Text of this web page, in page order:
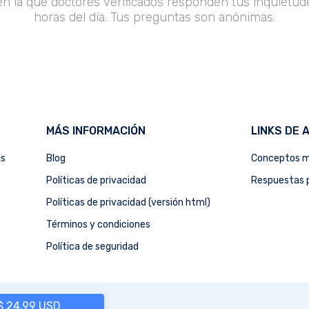
horas del día. Tus preguntas son anónimas.
24,99 USD
MÁS INFORMACIÓN
Blog
Políticas de privacidad
Políticas de privacidad (versión html)
Términos y condiciones
Política de seguridad
LINKS DE
Conceptos
Respuestas